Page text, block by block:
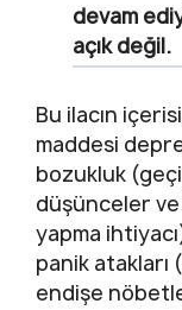
devam
açık değil.
Bu ilacın
maddesi
bozukluk
düşünceler
yapma
panik atakları
endişe